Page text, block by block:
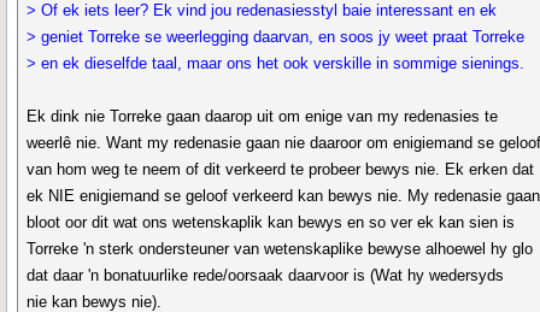
> Of ek iets leer? Ek vind jou redenasiesstyl baie interessant en ek
> geniet Torreke se weerlegging daarvan, en soos jy weet praat Torreke
> en ek dieselfde taal, maar ons het ook verskille in sommige sienings.
Ek dink nie Torreke gaan daarop uit om enige van my redenasies te
weerlê nie. Want my redenasie gaan nie daaroor om enigiemand se
van hom weg te neem of dit verkeerd te probeer bewys nie. Ek erken dat
ek NIE enigiemand se geloof verkeerd kan bewys nie. My redenasie gaan
bloot oor dit wat ons wetenskaplik kan bewys en so ver ek kan sien is
Torreke 'n sterk ondersteuner van wetenskaplike bewyse alhoewel hy glo
dat daar 'n bonatuurlike rede/oorsaak daarvoor is (Wat hy wedersyds
nie kan bewys nie).